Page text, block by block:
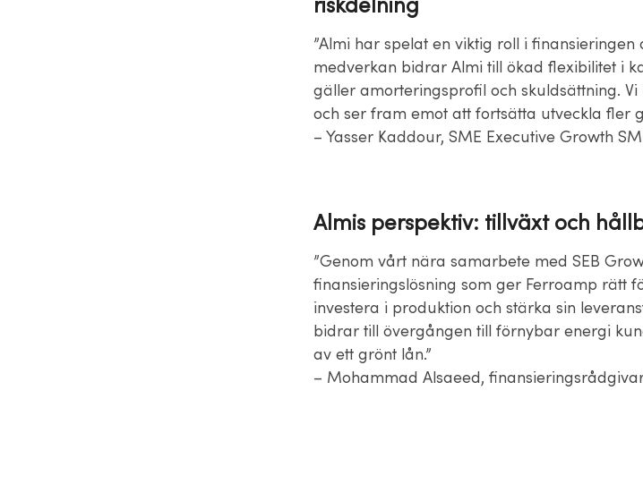
riskdelning
”Almi har spelat en viktig roll i finansieringen
medverkan bidrar Almi till ökad flexibilitet i
gäller amorteringsprofil och skuldsättning.
och ser fram emot att fortsätta utveckla fler
– Yasser Kaddour, SME Executive Growth
Almis perspektiv: tillväxt och
”Genom vårt nära samarbete med SEB
finansieringslösning som ger Ferroamp rätt
investera i produktion och stärka sin
bidrar till övergången till förnybar energi
av ett grönt lån.”
– Mohammad Alsaeed,